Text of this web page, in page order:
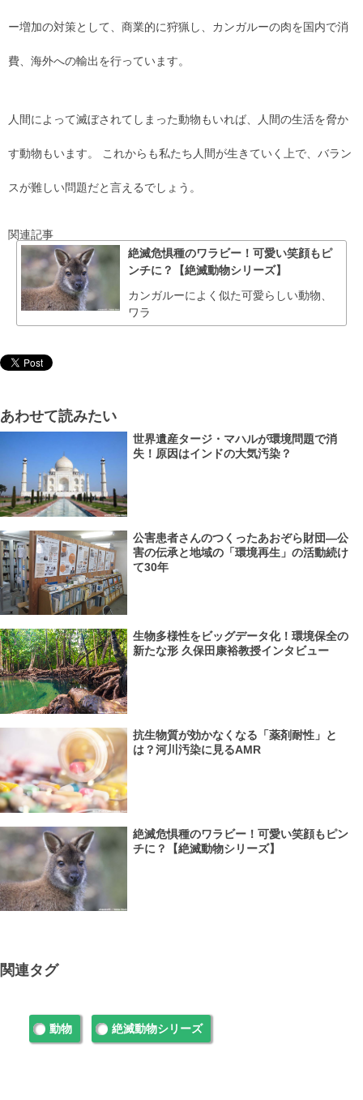
ー増加の対策として、商業的に狩猟し、カンガルーの肉を国内で消
費、海外への輸出を行っています。
人間によって滅ぼされてしまった動物もいれば、人間の生活を脅か
す動物もいます。 これからも私たち人間が生きていく上で、バラン
スが難しい問題だと言えるでしょう。
関連記事
絶滅危惧種のワラビー！可愛い笑顔もピ
ンチに？【絶滅動物シリーズ】
カンガルーによく似た可愛らしい動物、
ワラ
あわせて読みたい
世界遺産タージ・マハルが環境問題で消
失！原因はインドの大気汚染？
公害患者さんのつくったあおぞら財団―公
害の伝承と地域の「環境再生」の活動続け
て30年
生物多様性をビッグデータ化！環境保全の
新たな形 久保田康裕教授インタビュー
抗生物質が効かなくなる「薬剤耐性」と
は？河川汚染に見るAMR
絶滅危惧種のワラビー！可愛い笑顔もピン
チに？【絶滅動物シリーズ】
関連タグ
動物 絶滅動物シリーズ